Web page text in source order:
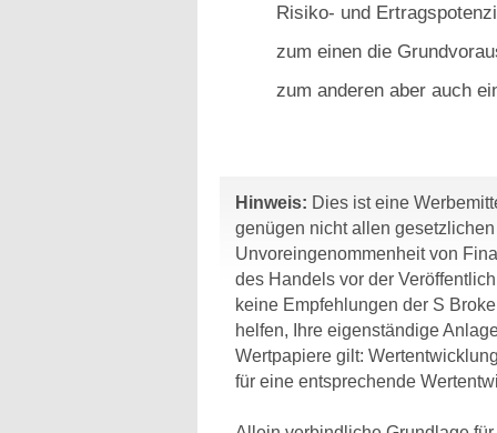
Risiko- und
zum einen die
zum anderen aber auch
Hinweis: Dies ist eine
genügen nicht allen
Unvoreingenommenheit von
des Handels vor der
keine Empfehlungen der S
helfen, Ihre eigenständige
Wertpapiere gilt:
für eine entsprechende